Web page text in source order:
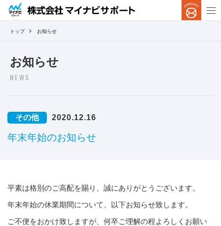
トップ お知らせ
お知らせ
NEWS
その他 2020.12.16
年末年始のお知らせ
平素は格別のご高配を賜り、誠にありがとうございます。
年末年始の休業期間について、以下お知らせ致します。
ご不便をおかけ致しますが、何卒ご理解の程よろしくお願い